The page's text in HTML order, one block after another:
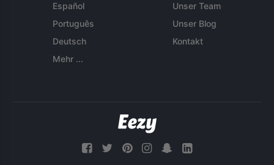
Español
Português
Deutsch
Mehr ...
Unser Team
Unser Blog
Kontakt